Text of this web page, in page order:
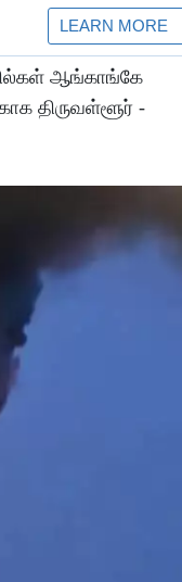
ஆங்காங்கே
திருவள்ளூர் -